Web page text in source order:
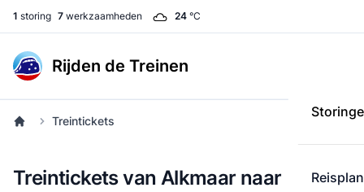
1 storing 7 werkzaamheden 24 °C
Rijden de Treinen
Treintickets
Treintickets van Alkmaar naar